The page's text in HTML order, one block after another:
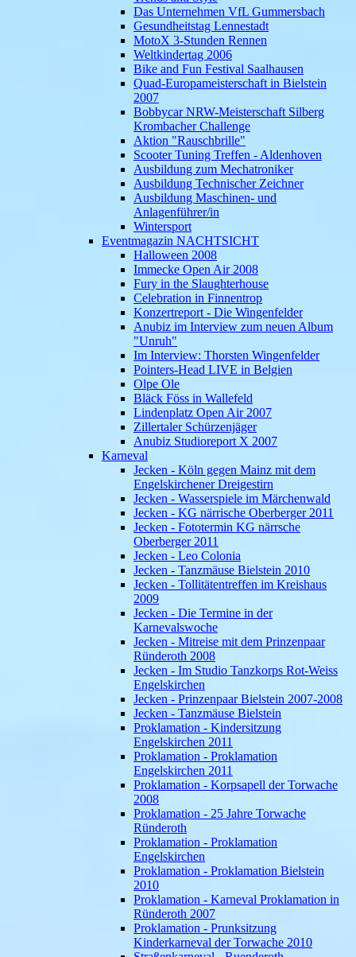
Das Unternehmen VfL Gummersbach
Gesundheitstag Lennestadt
MotoX 3-Stunden Rennen
Weltkindertag 2006
Bike and Fun Festival Saalhausen
Quad-Europameisterschaft in Bielstein
2007
Bobbycar NRW-Meisterschaft Silberg
Krombacher Challenge
Aktion "Rauschbrille"
Scooter Tuning Treffen - Aldenhoven
Ausbildung zum Mechatroniker
Ausbildung Technischer Zeichner
Ausbildung Maschinen- und
Anlagenführer/in
Wintersport
Eventmagazin NACHTSICHT
Halloween 2008
Immecke Open Air 2008
Fury in the Slaughterhouse
Celebration in Finnentrop
Konzertreport - Die Wingenfelder
Anubiz im Interview zum neuen Album
"Unruh"
Im Interview: Thorsten Wingenfelder
Pointers-Head LIVE in Belgien
Olpe Ole
Bläck Föss in Wallefeld
Lindenplatz Open Air 2007
Zillertaler Schürzenjäger
Anubiz Studioreport X 2007
Karneval
Jecken - Köln gegen Mainz mit dem
Engelskirchener Dreigestirn
Jecken - Wasserspiele im Märchenwald
Jecken - KG närrische Oberberger 2011
Jecken - Fototermin KG närrsche
Oberberger 2011
Jecken - Leo Colonia
Jecken - Tanzmäuse Bielstein 2010
Jecken - Tollitätentreffen im Kreishaus
2009
Jecken - Die Termine in der
Karnevalswoche
Jecken - Mitreise mit dem Prinzenpaar
Ründeroth 2008
Jecken - Im Studio Tanzkorps Rot-Weiss
Engelskirchen
Jecken - Prinzenpaar Bielstein 2007-2008
Jecken - Tanzmäuse Bielstein
Proklamation - Kindersitzung
Engelskirchen 2011
Proklamation - Proklamation
Engelskirchen 2011
Proklamation - Korpsapell der Torwache
2008
Proklamation - 25 Jahre Torwache
Ründeroth
Proklamation - Proklamation
Engelskirchen
Proklamation - Proklamation Bielstein
2010
Proklamation - Karneval Proklamation in
Ründeroth 2007
Proklamation - Prunksitzung
Kinderkarneval der Torwache 2010